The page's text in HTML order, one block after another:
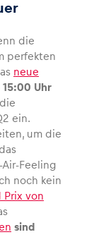
die
perfekten
neue
15:00 Uhr
ein.
um die
Feeling
noch kein
Prix von
sind